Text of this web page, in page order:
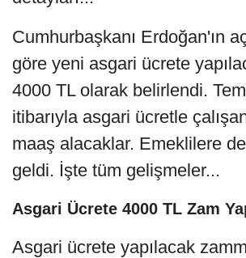
Cumhurbaşkanı Erdoğan'ın
göre yeni asgari ücrete
4000 TL olarak belirlendi.
itibarıyla asgari ücretle
maaş alacaklar. Emeklilere
geldi. İşte tüm gelişmeler...
Asgari Ücrete 4000 TL Zam
Asgari ücrete yapılacak